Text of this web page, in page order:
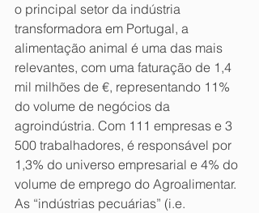
o principal setor da indústria
transformadora em Portugal, a
alimentação animal é uma das mais
relevantes, com uma faturação de 1,4
mil milhões de €, representando 11%
do volume de negócios da
agroindústria. Com 111 empresas e 3
500 trabalhadores, é responsável por
1,3% do universo empresarial e 4% do
volume de emprego do Agroalimentar.
As “indústrias pecuárias” (i.e.